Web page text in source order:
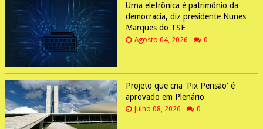
Urna eletrônica é patrimônio da
democracia, diz presidente Nunes
Marques do TSE
Agosto 04, 2026 0
Projeto que cria 'Pix Pensão' é
aprovado em Plenário
Julho 08, 2026 0